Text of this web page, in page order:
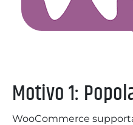
Motivo 1:
WooCommerce